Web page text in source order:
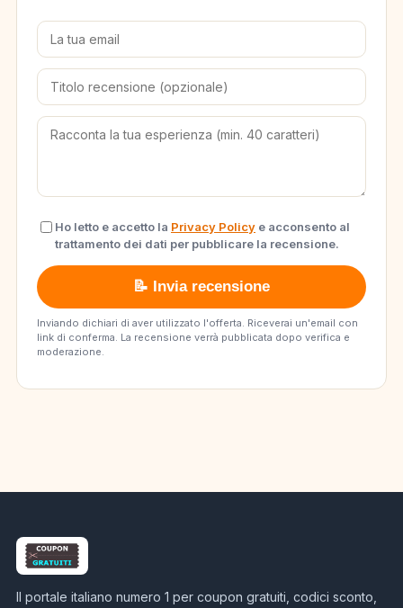
Ho letto e accetto la Privacy Policy e acconsento al
trattamento dei dati per pubblicare la recensione.
📝 Invia recensione
Inviando dichiari di aver utilizzato l'offerta. Riceverai un'email con
link di conferma. La recensione verrà pubblicata dopo verifica e
moderazione.
Il portale italiano numero 1 per coupon gratuiti, codici sconto,